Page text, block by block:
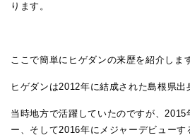
ります。
ここで簡単にヒゲダンの来歴を紹介しま
ヒゲダンは2012年に結成された島根県出
当時地方で活躍していたのですが、2015
ー、そして2016年にメジャーデビュー